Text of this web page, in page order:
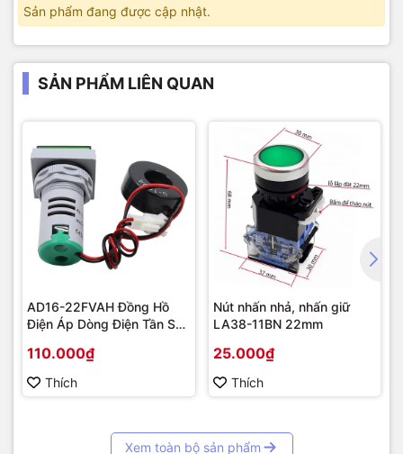
Sản phẩm đang được cập nhật.
SẢN PHẨM LIÊN QUAN
AD16-22FVAH Đồng Hồ
Điện Áp Dòng Điện Tần Số
110.000₫
Thích
Nút nhấn nhả, nhấn giữ
LA38-11BN 22mm
25.000₫
Thích
Xem toàn bộ sản phẩm